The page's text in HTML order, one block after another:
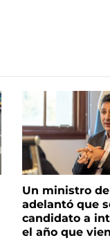
Un ministro
adelantó que
candidato a
el año que